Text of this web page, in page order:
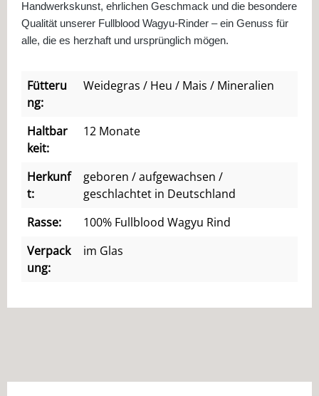
Handwerkskunst, ehrlichen Geschmack und die besondere
Qualität unserer Fullblood Wagyu-Rinder – ein Genuss für
alle, die es herzhaft und ursprünglich mögen.
Fütteru
ng:
Weidegras / Heu / Mais / Mineralien
Haltbar
keit:
12 Monate
Herkunf
t:
geboren / aufgewachsen /
geschlachtet in Deutschland
Rasse:
100% Fullblood Wagyu Rind
Verpack
ung:
im Glas